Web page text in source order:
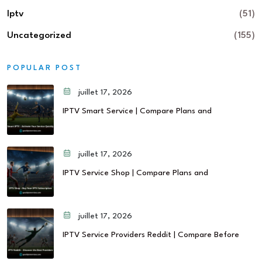
Iptv (51)
Uncategorized (155)
POPULAR POST
juillet 17, 2026
IPTV Smart Service | Compare Plans and
juillet 17, 2026
IPTV Service Shop | Compare Plans and
juillet 17, 2026
IPTV Service Providers Reddit | Compare Before